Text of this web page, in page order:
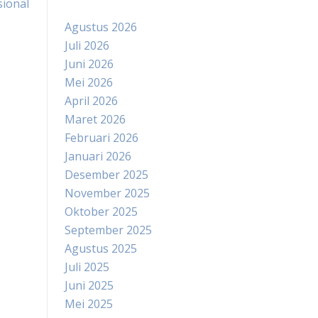
Agustus 2026
Juli 2026
Juni 2026
Mei 2026
April 2026
Maret 2026
Februari 2026
Januari 2026
Desember 2025
November 2025
Oktober 2025
September 2025
Agustus 2025
Juli 2025
Juni 2025
Mei 2025